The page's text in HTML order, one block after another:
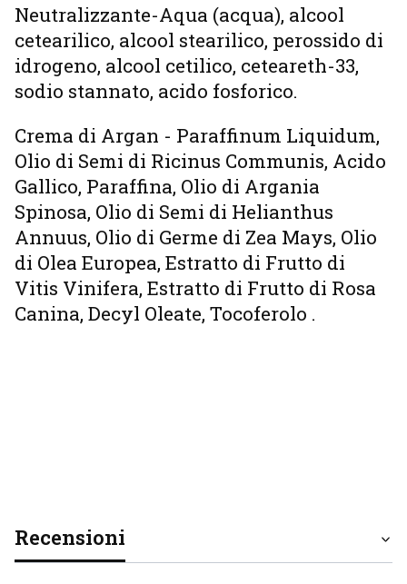
Neutralizzante-Aqua (acqua), alcool
cetearilico, alcool stearilico, perossido di
idrogeno, alcool cetilico, ceteareth-33,
sodio stannato, acido fosforico.
Crema di Argan - Paraffinum Liquidum,
Olio di Semi di Ricinus Communis, Acido
Gallico, Paraffina, Olio di Argania
Spinosa, Olio di Semi di Helianthus
Annuus, Olio di Germe di Zea Mays, Olio
di Olea Europea, Estratto di Frutto di
Vitis Vinifera, Estratto di Frutto di Rosa
Canina, Decyl Oleate, Tocoferolo .
Recensioni